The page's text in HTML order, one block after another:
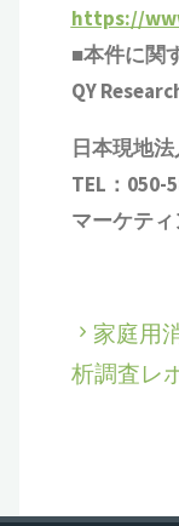
https://
■本件に関
QY
日本現地
TEL：050-
マーケテ
家庭用
析調査レ